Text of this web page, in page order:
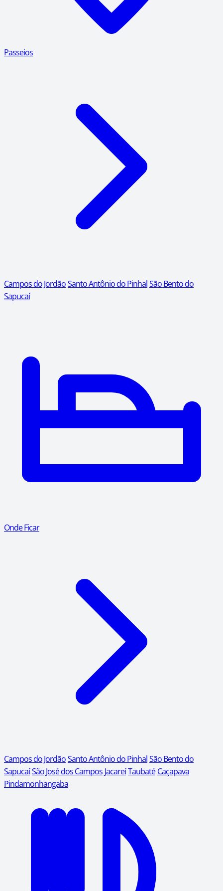
Passeios
Campos do JordãoSanto Antônio do PinhalSão Bento do
Sapucaí
Onde Ficar
Campos do JordãoSanto Antônio do PinhalSão Bento do
SapucaíSão José dos Campos JacareíTaubaté Caçapava
Pindamonhangaba